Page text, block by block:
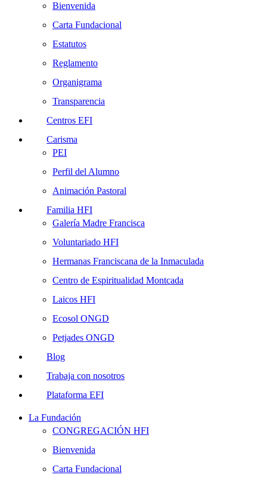
Bienvenida
Carta Fundacional
Estatutos
Reglamento
Organigrama
Transparencia
Centros EFI
Carisma
PEI
Perfil del Alumno
Animación Pastoral
Familia HFI
Galería Madre Francisca
Voluntariado HFI
Hermanas Franciscana de la Inmaculada
Centro de Espiritualidad Montcada
Laicos HFI
Ecosol ONGD
Petjades ONGD
Blog
Trabaja con nosotros
Plataforma EFI
La Fundación
CONGREGACIÓN HFI
Bienvenida
Carta Fundacional